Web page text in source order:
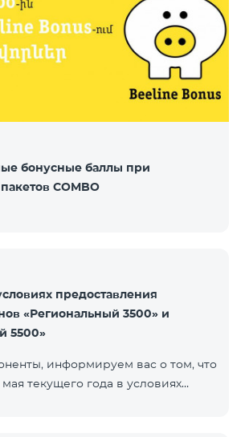
бонусные баллы при
COMBO
предоставления
«Региональный 3500» и
5500»
информируем вас о том, что
мая текущего года в условиях